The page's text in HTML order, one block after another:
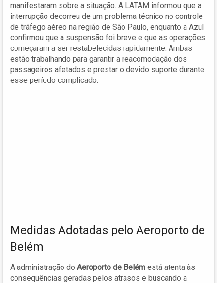
manifestaram sobre a situação. A LATAM informou que a
interrupção decorreu de um problema técnico no controle
de tráfego aéreo na região de São Paulo, enquanto a Azul
confirmou que a suspensão foi breve e que as operações
começaram a ser restabelecidas rapidamente. Ambas
estão trabalhando para garantir a reacomodação dos
passageiros afetados e prestar o devido suporte durante
esse período complicado.
Medidas Adotadas pelo Aeroporto de
Belém
A administração do Aeroporto de Belém está atenta às
consequências geradas pelos atrasos e buscando a